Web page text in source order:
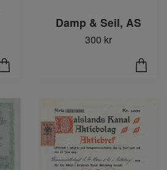
Damp & Seil, AS
300 kr